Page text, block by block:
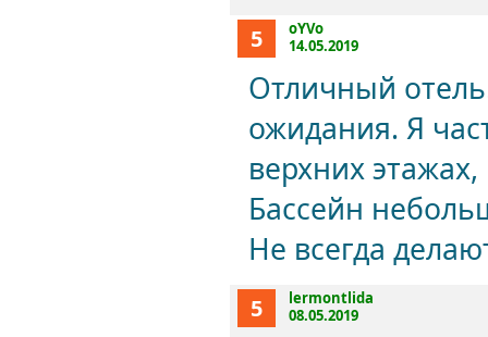
5
oYVo
14.05.2019
Отличный
ожидания. Я
верхних
Бассейн
Не всегда
5
lermontlida
08.05.2019